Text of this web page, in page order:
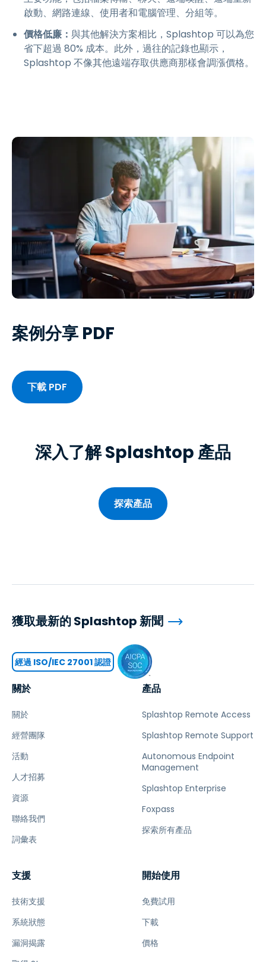
啟動、網路連線、使用者和電腦管理、分組等。
價格低廉： 與其他解決方案相比，Splashtop 可以為您
省下超過 80% 成本。此外，過往的記錄也顯示，
Splashtop 不像其他遠端存取供應商那樣會調漲價格。
案例分享 PDF
下載 PDF
深入了解 Splashtop 產品
探索產品
關於
關於
經營團隊
活動
人才招募
資源
聯絡我們
詞彙表
產品
Splashtop Remote Access
Splashtop Remote Support
Autonomous Endpoint
Management
Splashtop Enterprise
Foxpass
探索所有產品
支援
技術支援
系統狀態
漏洞揭露
開始使用
免費試用
下載
價格
獲取最新的 Splashtop 新聞
經過 ISO/IEC 27001 認證